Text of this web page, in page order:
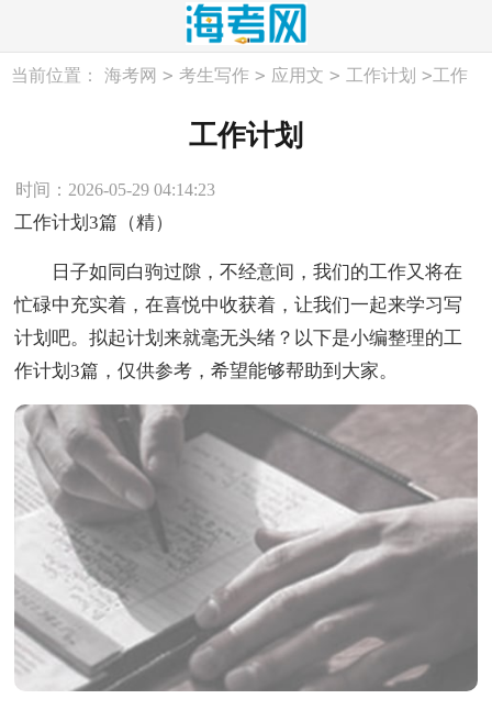
当前位置： 海考网 > 考生写作 > 应用文 > 工作计划 >工作
工作计划
时间：2026-05-29 04:14:23
工作计划3篇（精）
日子如同白驹过隙，不经意间，我们的工作又将在
忙碌中充实着，在喜悦中收获着，让我们一起来学习写
计划吧。拟起计划来就毫无头绪？以下是小编整理的工
作计划3篇，仅供参考，希望能够帮助到大家。